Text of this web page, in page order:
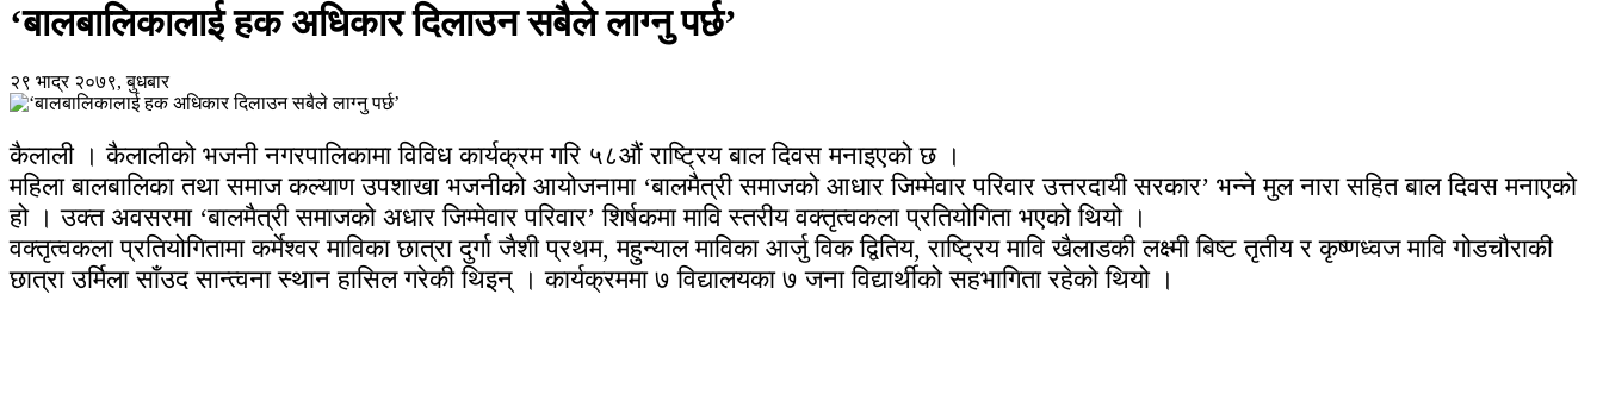
‘बालबालिकालाई हक अधिकार दिलाउन सबैले लाग्नु पर्छ’
२९ भाद्र २०७९, बुधबार
कैलाली । कैलालीको भजनी नगरपालिकामा विविध कार्यक्रम गरि ५८औं राष्ट्रिय बाल दिवस मनाइएको छ ।
महिला बालबालिका तथा समाज कल्याण उपशाखा भजनीको आयोजनामा ‘बालमैत्री समाजको आधार जिम्मेवार परिवार उत्तरदायी सरकार’ भन्ने मुल नारा सहित बाल दिवस मनाएको
हो । उक्त अवसरमा ‘बालमैत्री समाजको अधार जिम्मेवार परिवार’ शिर्षकमा मावि स्तरीय वक्तृत्वकला प्रतियोगिता भएको थियो ।
वक्तृत्वकला प्रतियोगितामा कर्मेश्वर माविका छात्रा दुर्गा जैशी प्रथम, महुन्याल माविका आर्जु विक द्वितिय, राष्ट्रिय मावि खैलाडकी लक्ष्मी बिष्ट तृतीय र कृष्णध्वज मावि गोडचौराकी
छात्रा उर्मिला साँउद सान्त्वना स्थान हासिल गरेकी थिइन् । कार्यक्रममा ७ विद्यालयका ७ जना विद्यार्थीको सहभागिता रहेको थियो ।